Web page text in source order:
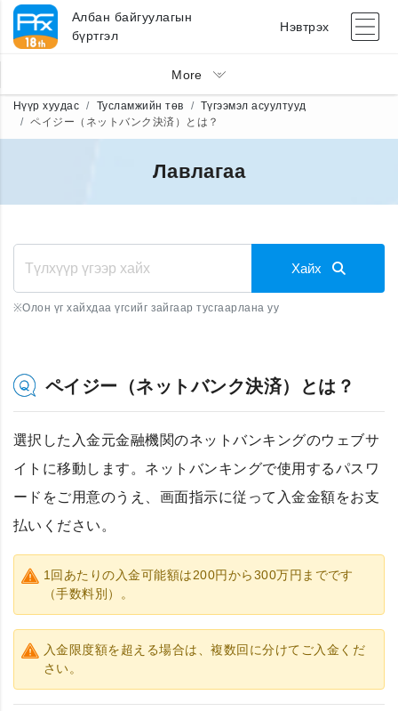
Албан байгуулагын
бүртгэл
Нэвтрэх
More
Нүүр хуудас Тусламжийн төв
Түгээмэл асуултууд
ペイジー（ネットバンク決済）とは？
Лавлагаа
Хайх
※Олон үг хайхдаа үгсийг зайгаар тусгаарлана уу
ペイジー（ネットバンク決済）とは？
選択した入金元金融機関のネットバンキングのウェブサ
イトに移動します。ネットバンキングで使用するパスワ
ードをご用意のうえ、画面指示に従って入金金額をお支
払いください。
1回あたりの入金可能額は200円から300万円までです
（手数料別）。
入金限度額を超える場合は、複数回に分けてご入金くだ
さい。